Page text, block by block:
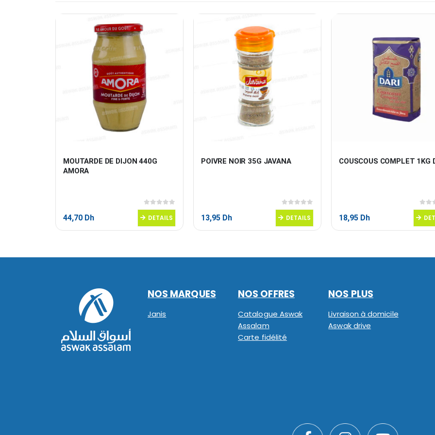
MOUTARDE DE DIJON 440G
AMORA
0sur 5
44,70 Dh DETAILS
POIVRE NOIR 35G JAVANA
0sur 5
13,95 Dh DETAILS
COUSCOUS COMPLET 1KG
0sur
18,95 Dh
NOS MARQUES
Janis
NOS OFFRES
Catalogue Aswak
Assalam
Carte fidélité
NOS PLUS
Livraison à domicile
Aswak drive